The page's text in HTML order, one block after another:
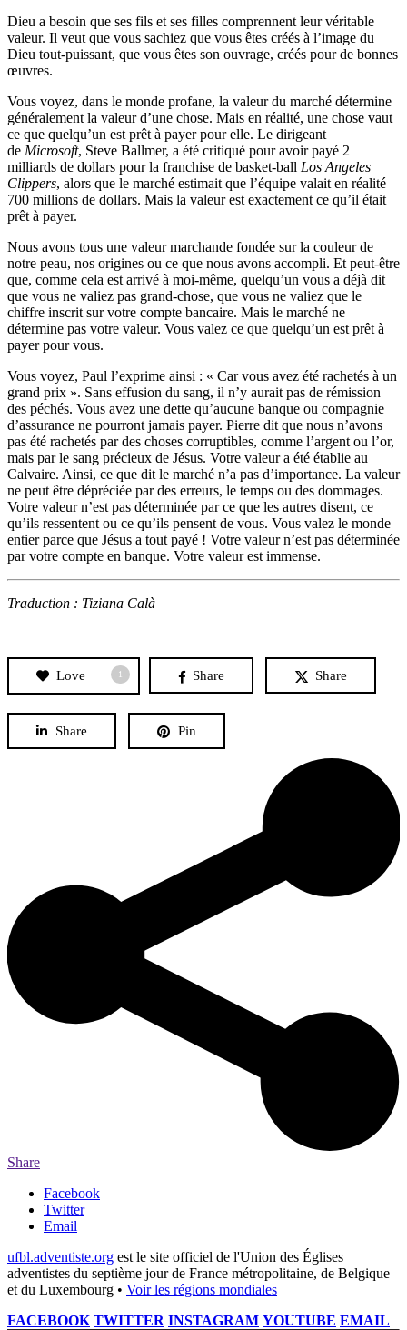
Dieu a besoin que ses fils et ses filles comprennent leur véritable
valeur. Il veut que vous sachiez que vous êtes créés à l’image du
Dieu tout-puissant, que vous êtes son ouvrage, créés pour de bonnes
œuvres.
Vous voyez, dans le monde profane, la valeur du marché détermine
généralement la valeur d’une chose. Mais en réalité, une chose vaut
ce que quelqu’un est prêt à payer pour elle. Le dirigeant
de Microsoft, Steve Ballmer, a été critiqué pour avoir payé 2
milliards de dollars pour la franchise de basket-ball Los Angeles
Clippers, alors que le marché estimait que l’équipe valait en réalité
700 millions de dollars. Mais la valeur est exactement ce qu’il était
prêt à payer.
Nous avons tous une valeur marchande fondée sur la couleur de
notre peau, nos origines ou ce que nous avons accompli. Et peut-être
que, comme cela est arrivé à moi-même, quelqu’un vous a déjà dit
que vous ne valiez pas grand-chose, que vous ne valiez que le
chiffre inscrit sur votre compte bancaire. Mais le marché ne
détermine pas votre valeur. Vous valez ce que quelqu’un est prêt à
payer pour vous.
Vous voyez, Paul l’exprime ainsi : « Car vous avez été rachetés à un
grand prix ». Sans effusion du sang, il n’y aurait pas de rémission
des péchés. Vous avez une dette qu’aucune banque ou compagnie
d’assurance ne pourront jamais payer. Pierre dit que nous n’avons
pas été rachetés par des choses corruptibles, comme l’argent ou l’or,
mais par le sang précieux de Jésus. Votre valeur a été établie au
Calvaire. Ainsi, ce que dit le marché n’a pas d’importance. La valeur
ne peut être dépréciée par des erreurs, le temps ou des dommages.
Votre valeur n’est pas déterminée par ce que les autres disent, ce
qu’ils ressentent ou ce qu’ils pensent de vous. Vous valez le monde
entier parce que Jésus a tout payé ! Votre valeur n’est pas déterminée
par votre compte en banque. Votre valeur est immense.
Traduction : Tiziana Calà
Love 1 Share Share
Share Pin
Share
Facebook
Twitter
Email
ufbl.adventiste.org est le site officiel de l'Union des Églises
adventistes du septième jour de France métropolitaine, de Belgique
et du Luxembourg • Voir les régions mondiales
FACEBOOK TWITTER INSTAGRAM YOUTUBE EMAIL